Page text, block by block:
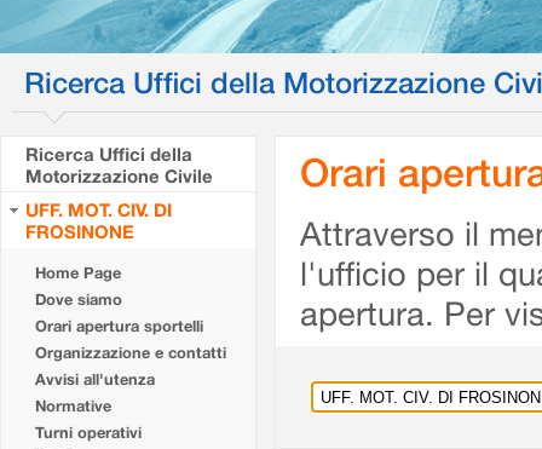
Ricerca Uffici della Motorizzazione
Ricerca Uffici della
Motorizzazione Civile
UFF. MOT. CIV. DI
FROSINONE
Home Page
Dove siamo
Orari apertura sportelli
Organizzazione e contatti
Avvisi all'utenza
Normative
Turni operativi
Orari
Attraverso il
l'ufficio per il
apertura. Per